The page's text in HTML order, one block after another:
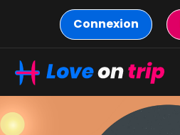
Connexion